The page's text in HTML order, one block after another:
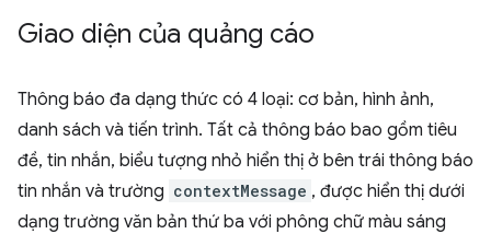
Giao diện của quảng cáo
Thông báo đa dạng thức có 4 loại: cơ bản, hình ảnh,
danh sách và tiến trình. Tất cả thông báo bao gồm tiêu
đề, tin nhắn, biểu tượng nhỏ hiển thị ở bên trái thông báo
tin nhắn và trường contextMessage , được hiển thị dưới
dạng trường văn bản thứ ba với phông chữ màu sáng